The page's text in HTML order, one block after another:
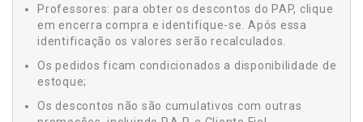
Professores: para obter os descontos do PAP, clique
em encerra compra e identifique-se. Após essa
identificação os valores serão recalculados.
Os pedidos ficam condicionados a disponibilidade de
estoque;
Os descontos não são cumulativos com outras